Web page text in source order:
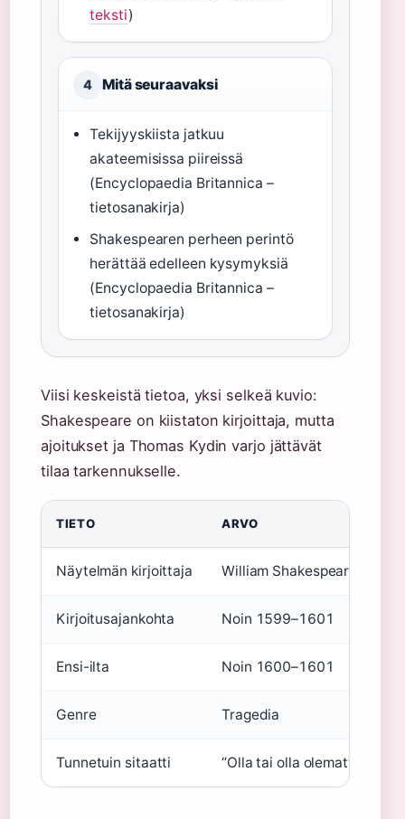
teksti)
4 Mitä seuraavaksi
Tekijyyskiista jatkuu
akateemisissa piireissä
(Encyclopaedia Britannica –
tietosanakirja)
Shakespearen perheen perintö
herättää edelleen kysymyksiä
(Encyclopaedia Britannica –
tietosanakirja)
Viisi keskeistä tietoa, yksi selkeä kuvio:
Shakespeare on kiistaton kirjoittaja, mutta
ajoitukset ja Thomas Kydin varjo jättävät
tilaa tarkennukselle.
TIETO ARVO
Näytelmän kirjoittaja William Shakespeare
Kirjoitusajankohta Noin 1599–1601
Ensi-ilta Noin 1600–1601
Genre Tragedia
Tunnetuin sitaatti “Olla tai olla olematta” (3.